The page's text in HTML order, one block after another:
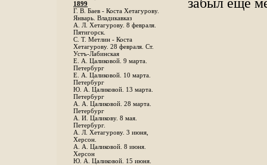
1899
Г. В. Баев - Коста Хетагурову.
Январь. Владикавказ
А. Л. Хетагурову. 8 февраля.
Пятигорск.
С. Т. Метлин - Коста
Хетагурову. 28 февраля. Ст.
Устъ-Лабинская
Е. А. Цаликовой. 9 марта.
Петербург
Е. А. Цаликовой. 10 марта.
Петербург
Ю. А. Цаликовой. 13 марта.
Петербург
А. А. Цаликовой. 28 марта.
Петербург
А. И. Цаликову. 8 мая.
Петербург.
А. Л. Хетагурову. 3 июня,
Херсон.
А. А. Цаликовой. 8 июня.
Херсон
Ю. А. Цаликовой. 15 июня.